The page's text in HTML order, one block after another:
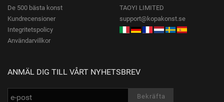
De 500 bästa konst
Kundrecensioner
Integritetspolicy
Användarvillkor
TAOYI LIMITED
support@kopakonst.se
ANMÄL DIG TILL VÅRT NYHETSBREV